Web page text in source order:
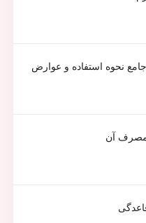
جامع نحوه استفاده و عوارض
مصرف آن